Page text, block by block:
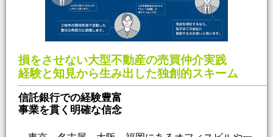
損をさせない大型不動産の売買仲介実践
経験と知見から生み出した独創的スキーム
信託銀行での経験豊富
事業を貫く明確な信念